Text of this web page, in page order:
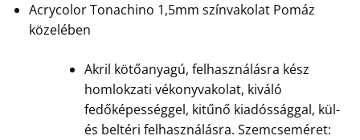
Acrycolor Tonachino 1,5mm színvakolat Pomáz
közelében
Akril kötőanyagú, felhasználásra kész
homlokzati vékonyvakolat, kiváló
fedőképességgel, kitűnő kiadóssággal, kül-
és beltéri felhasználásra. Szemcseméret: